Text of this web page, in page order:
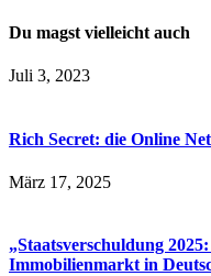
Du magst vielleicht auch
Juli 3, 2023
Rich Secret: die Online
März 17, 2025
„Staatsverschuldung
Immobilienmarkt in